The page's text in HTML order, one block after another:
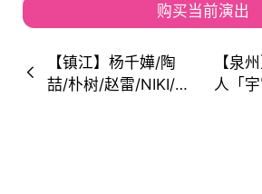
购买当前演出
【镇江】杨千嬅/陶
喆/朴树/赵雷/NIKI/陈
【泉
人「